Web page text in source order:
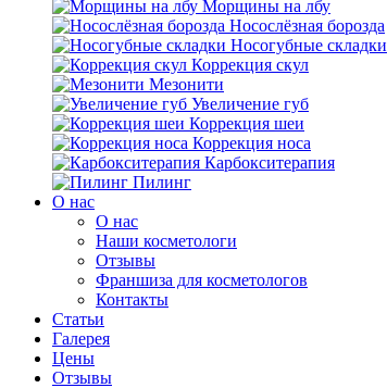
Морщины на лбу
Носослёзная борозда
Носогубные складки
Коррекция скул
Мезонити
Увеличение губ
Коррекция шеи
Коррекция носа
Карбокситерапия
Пилинг
O нас
O нас
Наши косметологи
Отзывы
Франшиза для косметологов
Контакты
Статьи
Галерея
Цены
Отзывы